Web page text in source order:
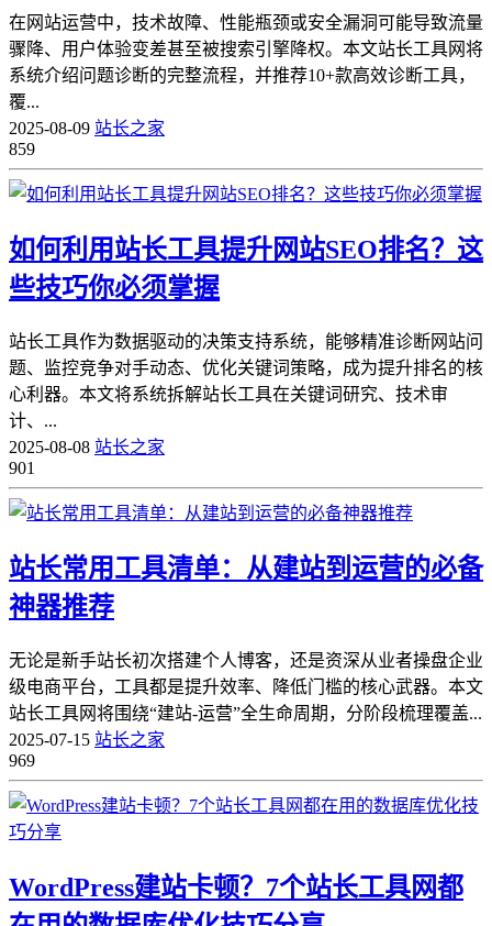
在网站运营中，技术故障、性能瓶颈或安全漏洞可能导致流量
骤降、用户体验变差甚至被搜索引擎降权。本文站长工具网将
系统介绍问题诊断的完整流程，并推荐10+款高效诊断工具，
覆...
2025-08-09 站长之家
859
如何利用站长工具提升网站SEO排名？这
些技巧你必须掌握
站长工具作为数据驱动的决策支持系统，能够精准诊断网站问
题、监控竞争对手动态、优化关键词策略，成为提升排名的核
心利器。本文将系统拆解站长工具在关键词研究、技术审
计、...
2025-08-08 站长之家
901
站长常用工具清单：从建站到运营的必备
神器推荐
无论是新手站长初次搭建个人博客，还是资深从业者操盘企业
级电商平台，工具都是提升效率、降低门槛的核心武器。本文
站长工具网将围绕“建站-运营”全生命周期，分阶段梳理覆盖...
2025-07-15 站长之家
969
WordPress建站卡顿？7个站长工具网都